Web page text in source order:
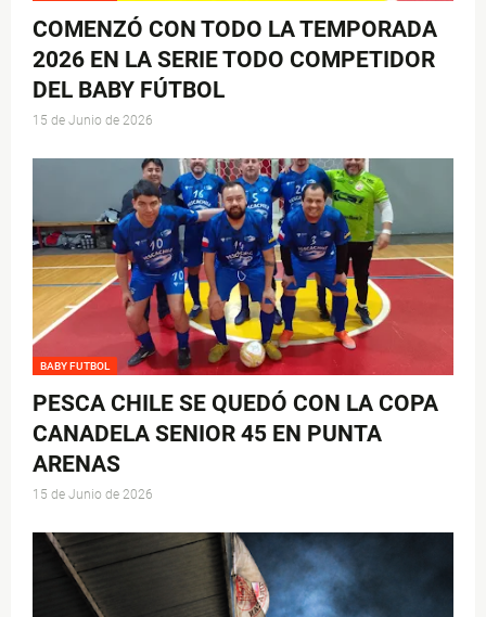
COMENZÓ CON TODO LA TEMPORADA
2026 EN LA SERIE TODO COMPETIDOR
DEL BABY FÚTBOL
15 de Junio de 2026
BABY FUTBOL
PESCA CHILE SE QUEDÓ CON LA COPA
CANADELA SENIOR 45 EN PUNTA
ARENAS
15 de Junio de 2026